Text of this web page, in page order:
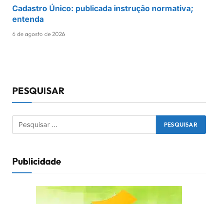
Cadastro Único: publicada instrução normativa;
entenda
6 de agosto de 2026
PESQUISAR
Publicidade